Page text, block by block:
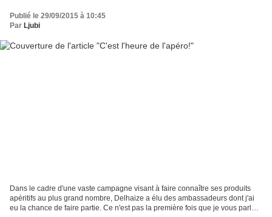
Publié le 29/09/2015 à 10:45
Par Ljubi
Dans le cadre d'une vaste campagne visant à faire connaître ses produits
apéritifs au plus grand nombre, Delhaize a élu des ambassadeurs dont j'ai
eu la chance de faire partie. Ce n'est pas la première fois que je vous parle